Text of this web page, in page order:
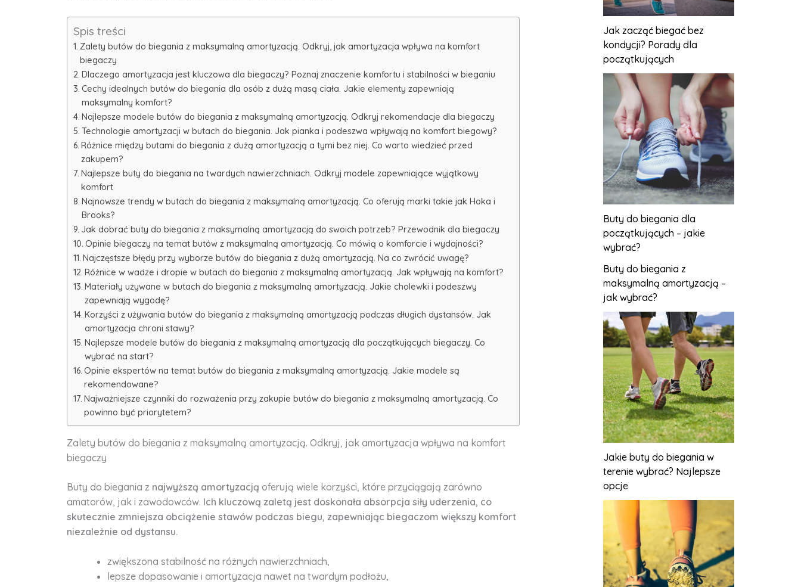
Spis treści
Zalety butów do biegania z maksymalną amortyzacją. Odkryj, jak amortyzacja wpływa na komfort
biegaczy
Dlaczego amortyzacja jest kluczowa dla biegaczy? Poznaj znaczenie komfortu i stabilności w bieganiu
Cechy idealnych butów do biegania dla osób z dużą masą ciała. Jakie elementy zapewniają
maksymalny komfort?
Najlepsze modele butów do biegania z maksymalną amortyzacją. Odkryj rekomendacje dla biegaczy
Technologie amortyzacji w butach do biegania. Jak pianka i podeszwa wpływają na komfort biegowy?
Różnice między butami do biegania z dużą amortyzacją a tymi bez niej. Co warto wiedzieć przed
zakupem?
Najlepsze buty do biegania na twardych nawierzchniach. Odkryj modele zapewniające wyjątkowy
komfort
Najnowsze trendy w butach do biegania z maksymalną amortyzacją. Co oferują marki takie jak Hoka i
Brooks?
Jak dobrać buty do biegania z maksymalną amortyzacją do swoich potrzeb? Przewodnik dla biegaczy
Opinie biegaczy na temat butów z maksymalną amortyzacją. Co mówią o komforcie i wydajności?
Najczęstsze błędy przy wyborze butów do biegania z dużą amortyzacją. Na co zwrócić uwagę?
Różnice w wadze i dropie w butach do biegania z maksymalną amortyzacją. Jak wpływają na komfort?
Materiały używane w butach do biegania z maksymalną amortyzacją. Jakie cholewki i podeszwy
zapewniają wygodę?
Korzyści z używania butów do biegania z maksymalną amortyzacją podczas długich dystansów. Jak
amortyzacja chroni stawy?
Najlepsze modele butów do biegania z maksymalną amortyzacją dla początkujących biegaczy. Co
wybrać na start?
Opinie ekspertów na temat butów do biegania z maksymalną amortyzacją. Jakie modele są
rekomendowane?
Najważniejsze czynniki do rozważenia przy zakupie butów do biegania z maksymalną amortyzacją. Co
powinno być priorytetem?
Zalety butów do biegania z maksymalną amortyzacją. Odkryj, jak amortyzacja wpływa na komfort
biegaczy
Buty do biegania z najwyższą amortyzacją oferują wiele korzyści, które przyciągają zarówno
amatorów, jak i zawodowców. Ich kluczową zaletą jest doskonała absorpcja siły uderzenia, co
skutecznie zmniejsza obciążenie stawów podczas biegu, zapewniając biegaczom większy komfort
niezależnie od dystansu.
zwiększona stabilność na różnych nawierzchniach,
lepsze dopasowanie i amortyzacja nawet na twardym podłożu,
Jak zacząć biegać bez
kondycji? Porady dla
początkujących
Buty do biegania dla
początkujących – jakie
wybrać?
Buty do biegania z
maksymalną amortyzacją –
jak wybrać?
Jakie buty do biegania w
terenie wybrać? Najlepsze
opcje